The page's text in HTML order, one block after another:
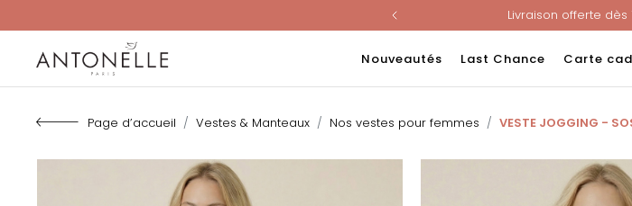
Livraison offerte dès
Nouveau ! Paiement en 3 ou 4
Last Chance : -60% sur une sélection jusqu'au
Nouveautés Last Chance Carte
Page d’accueil Vestes & Manteaux Nos vestes pour femmes VESTE JOGGING -